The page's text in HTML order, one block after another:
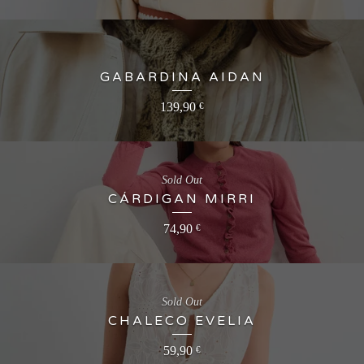
GABARDINA AIDAN
139,90€
CÁRDIGAN MIRRI
74,90 €
Sold Out
CHALECO EVELIA
59,90 €
Sold Out